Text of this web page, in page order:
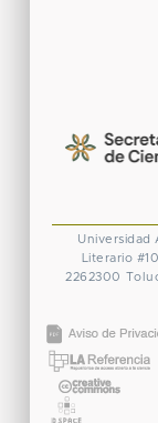
Universidad
Literario
2262300